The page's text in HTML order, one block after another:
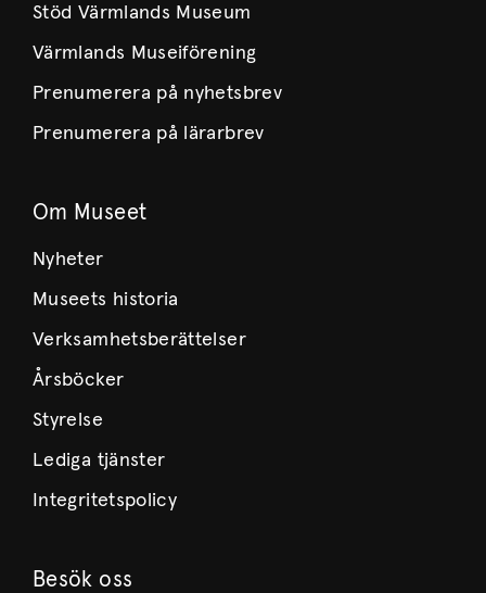
Stöd Värmlands Museum
Värmlands Museiförening
Prenumerera på nyhetsbrev
Prenumerera på lärarbrev
Om Museet
Nyheter
Museets historia
Verksamhetsberättelser
Årsböcker
Styrelse
Lediga tjänster
Integritetspolicy
Besök oss